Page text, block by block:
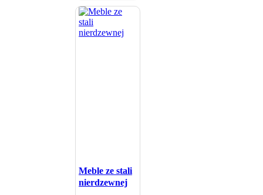
Meble ze stali
nierdzewnej